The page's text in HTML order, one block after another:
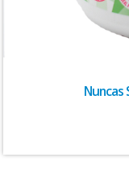
Nuncas